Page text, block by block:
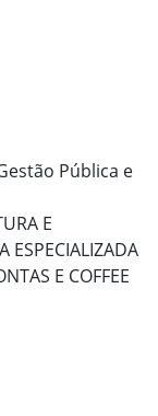
Pública e
E
ESPECIALIZADA
E COFFEE